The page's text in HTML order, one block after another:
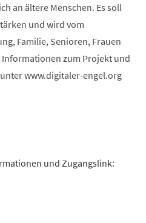
an ältere Menschen. Es soll
und wird vom
Familie, Senioren, Frauen
zum Projekt und
www.digitaler-engel.org
und Zugangslink: